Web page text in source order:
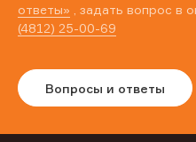
ответы» , задать вопрос в
(4812) 25-00-69
Вопросы и ответы